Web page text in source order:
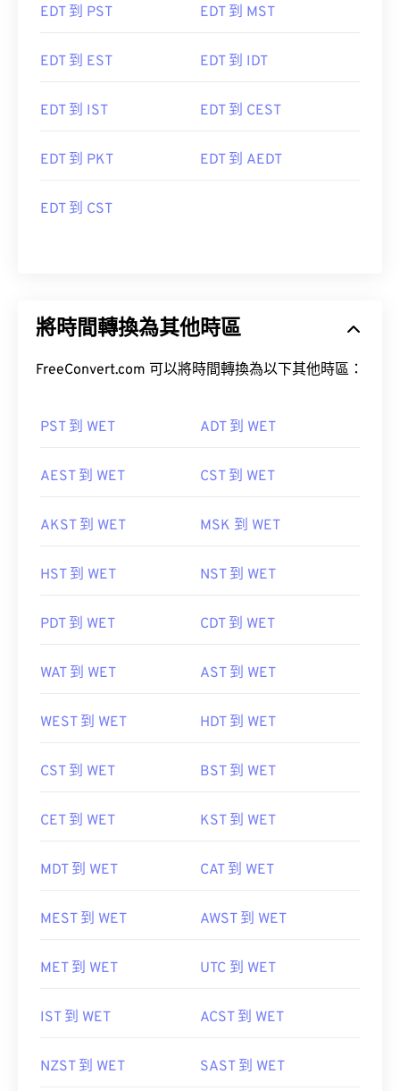
EDT 到 PST EDT 到 MST
EDT 到 EST EDT 到 IDT
EDT 到 IST EDT 到 CEST
EDT 到 PKT EDT 到 AEDT
EDT 到 CST
將時間轉換為其他時區
FreeConvert.com 可以將時間轉換為以下其他時區：
PST 到 WET ADT 到 WET
AEST 到 WET CST 到 WET
AKST 到 WET MSK 到 WET
HST 到 WET NST 到 WET
PDT 到 WET CDT 到 WET
WAT 到 WET AST 到 WET
WEST 到 WET HDT 到 WET
CST 到 WET BST 到 WET
CET 到 WET KST 到 WET
MDT 到 WET CAT 到 WET
MEST 到 WET AWST 到 WET
MET 到 WET UTC 到 WET
IST 到 WET ACST 到 WET
NZST 到 WET SAST 到 WET